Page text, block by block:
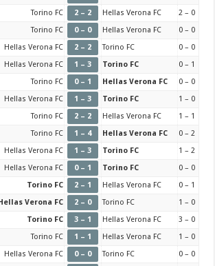
Torino FC 2 – 2 Hellas Verona FC
2 – 0
Torino FC 0 – 0 Hellas Verona FC
0 – 0
Hellas Verona FC 2 – 2 Torino FC
0 – 0
Hellas Verona FC 1 – 3 Torino FC
0 – 1
Torino FC 0 – 1 Hellas Verona FC
0 – 0
Hellas Verona FC 1 – 3 Torino FC
1 – 0
Torino FC 2 – 2 Hellas Verona FC
1 – 1
Torino FC 1 – 4 Hellas Verona FC
0 – 2
Hellas Verona FC 1 – 3 Torino FC
1 – 2
Hellas Verona FC 0 – 1 Torino FC
0 – 0
Torino FC 2 – 1 Hellas Verona FC
0 – 1
Verona FC 2 – 0 Torino FC
1 – 0
Torino FC 3 – 1 Hellas Verona FC
3 – 0
Torino FC 1 – 1 Hellas Verona FC
1 – 0
Hellas Verona FC 0 – 0 Torino FC
0 – 0